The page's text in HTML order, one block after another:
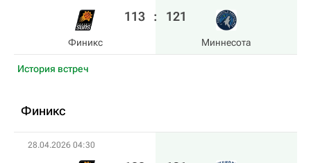
Финикс
113 : 121
Миннесота
История встреч
Финикс
28.04.2026 04:30